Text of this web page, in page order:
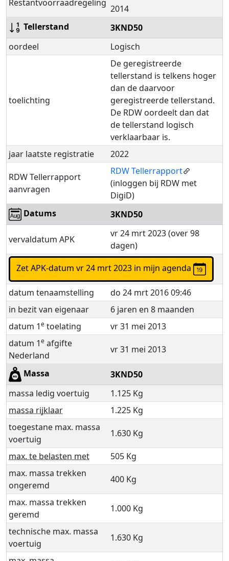
Restantvoorraadregeling
2014
Tellerstand
3KND50
oordeel
Logisch
toelichting
De geregistreerde
tellerstand is telkens hoger
dan de daarvoor
geregistreerde tellerstand.
De RDW oordeelt dan dat
de tellerstand logisch
verklaarbaar is.
jaar laatste registratie
2022
RDW Tellerrapport
aanvragen
RDW Tellerrapport
(inloggen bij RDW met
DigiD)
Datums
3KND50
vervaldatum APK
vr 24 mrt 2023 (over 98
dagen)
Zet APK-datum vr 24 mrt 2023 in mijn agenda
datum tenaamstelling
do 24 mrt 2016 09:46
in bezit van eigenaar
6 jaren en 8 maanden
datum 1e toelating
vr 31 mei 2013
datum 1e afgifte
Nederland
vr 31 mei 2013
Massa
3KND50
massa ledig voertuig
1.125 Kg
massa rijklaar
1.225 Kg
toegestane max. massa
voertuig
1.630 Kg
max. te belasten met
505 Kg
max. massa trekken
ongeremd
400 Kg
max. massa trekken
geremd
1.000 Kg
technische max. massa
voertuig
1.630 Kg